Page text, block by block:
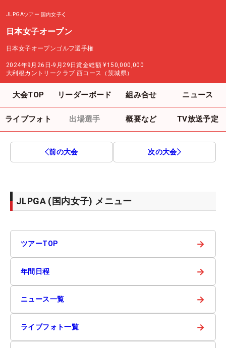
JLPGAツアー 国内女子
日本女子オープン
日本女子オープンゴルフ選手権
2024年9月26日-9月29日賞金総額 ¥150,000,000
大利根カントリークラブ 西コース（茨城県）
大会TOP リーダーボード 組み合せ ニュース
ライブフォト 出場選手 概要など TV放送予定
前の大会 次の大会
JLPGA (国内女子) メニュー
ツアーTOP →
年間日程 →
ニュース一覧 →
ライブフォト一覧 →